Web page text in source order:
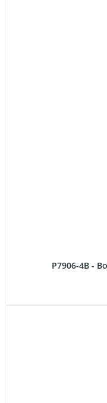
P7906-4B -